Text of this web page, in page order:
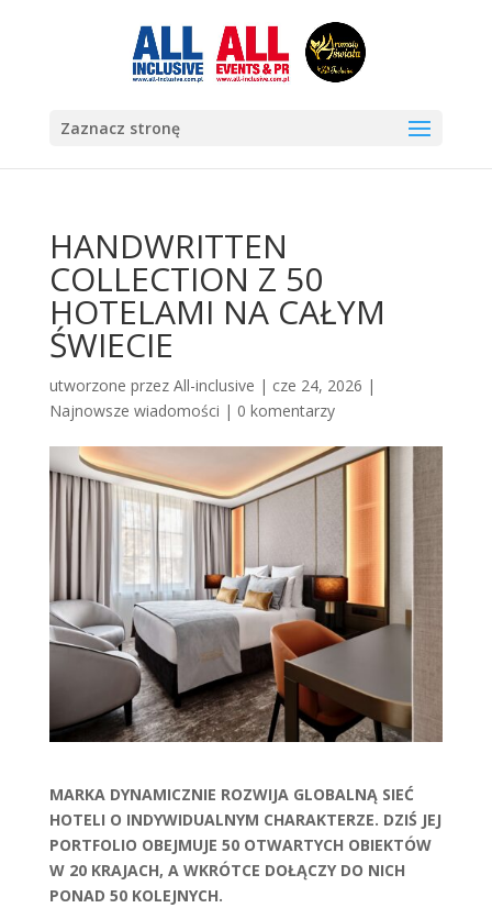
Zaznacz stronę
HANDWRITTEN
COLLECTION Z 50
HOTELAMI NA CAŁYM
ŚWIECIE
utworzone przez All-inclusive | cze 24, 2026 |
Najnowsze wiadomości | 0 komentarzy
MARKA DYNAMICZNIE ROZWIJA GLOBALNĄ SIEĆ
HOTELI O INDYWIDUALNYM CHARAKTERZE. DZIŚ JEJ
PORTFOLIO OBEJMUJE 50 OTWARTYCH OBIEKTÓW
W 20 KRAJACH, A WKRÓTCE DOŁĄCZY DO NICH
PONAD 50 KOLEJNYCH.